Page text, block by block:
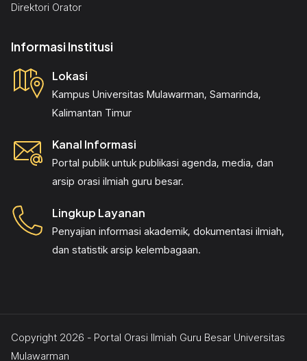
Direktori Orator
Informasi Institusi
Lokasi
Kampus Universitas Mulawarman, Samarinda,
Kalimantan Timur
Kanal Informasi
Portal publik untuk publikasi agenda, media, dan
arsip orasi ilmiah guru besar.
Lingkup Layanan
Penyajian informasi akademik, dokumentasi ilmiah,
dan statistik arsip kelembagaan.
Copyright 2026 - Portal Orasi Ilmiah Guru Besar Universitas
Mulawarman